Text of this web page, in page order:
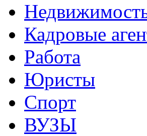
Кадровые
Работа
Юристы
Спорт
ВУЗЫ